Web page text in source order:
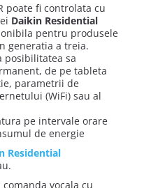
poate fi controlata cu
Daikin Residential
pentru produsele
generatia a treia.
posibilitatea sa
de pe tableta
parametrii de
(WiFi) sau al
pe intervale orare
de energie
Residential
vocala cu